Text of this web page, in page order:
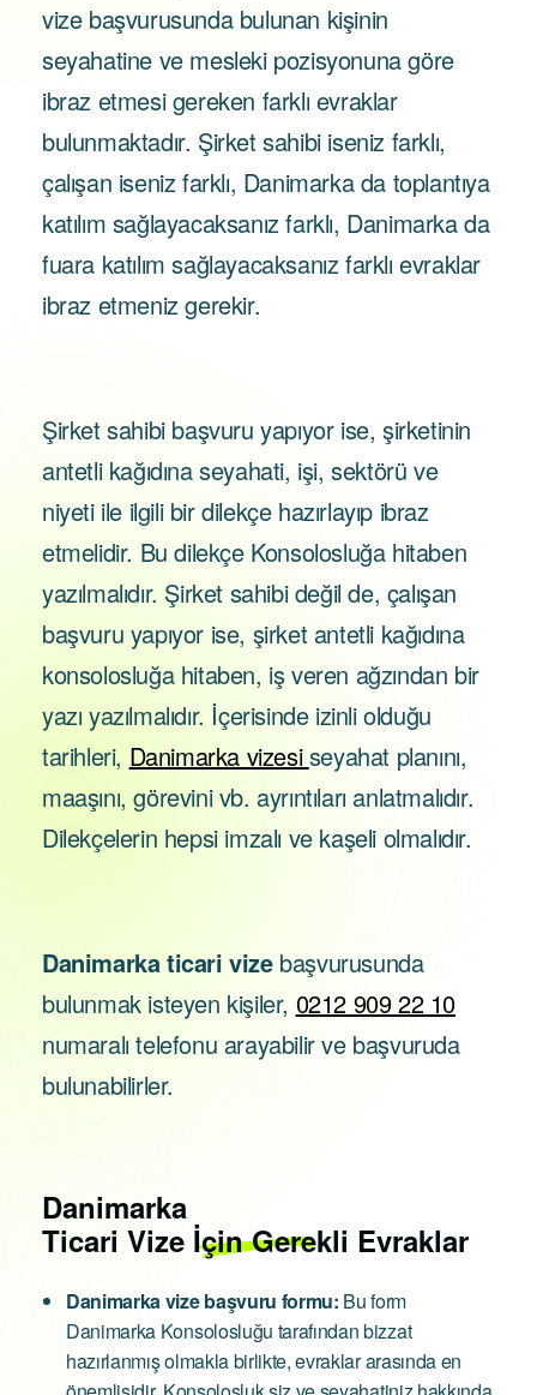
vize başvurusunda bulunan kişinin
seyahatine ve mesleki pozisyonuna göre
ibraz etmesi gereken farklı evraklar
bulunmaktadır. Şirket sahibi iseniz farklı,
çalışan iseniz farklı, Danimarka da toplantıya
katılım sağlayacaksanız farklı, Danimarka da
fuara katılım sağlayacaksanız farklı evraklar
ibraz etmeniz gerekir.
Şirket sahibi başvuru yapıyor ise, şirketinin
antetli kağıdına seyahati, işi, sektörü ve
niyeti ile ilgili bir dilekçe hazırlayıp ibraz
etmelidir. Bu dilekçe Konsolosluğa hitaben
yazılmalıdır. Şirket sahibi değil de, çalışan
başvuru yapıyor ise, şirket antetli kağıdına
konsolosluğa hitaben, iş veren ağzından bir
yazı yazılmalıdır. İçerisinde izinli olduğu
tarihleri, Danimarka vizesiseyahat planını,
maaşını, görevini vb. ayrıntıları anlatmalıdır.
Dilekçelerin hepsi imzalı ve kaşeli olmalıdır.
Danimarka ticari vizebaşvurusunda
bulunmak isteyen kişiler, 0212 909 22 10
numaralı telefonu arayabilir ve başvuruda
bulunabilirler.
Danimarka
Ticari Vize İçin Gerekli Evraklar
Danimarka vize başvuru formu: Bu form
Danimarka Konsolosluğu tarafından bizzat
hazırlanmış olmakla birlikte, evraklar arasında en